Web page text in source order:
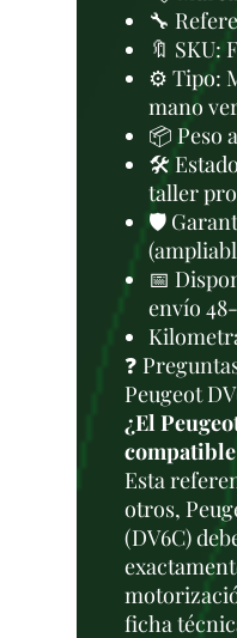
🔧
🔖 SKU:
⚙️ Tipo:
mano
📦 Peso
🛠
taller
🛡️
📅
envío
❓
Peugeot
¿El
Esta
otros,
(DV6C)
ficha